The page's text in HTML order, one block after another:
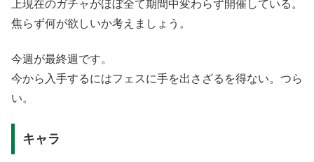
上現在のガチャがほぼ全て期間中変わらず開催している。
焦らず何が欲しいか考えましょう。
今週が最終週です。
今から入手するにはフェスに手を出さざるを得ない。つら
い。
キャラ